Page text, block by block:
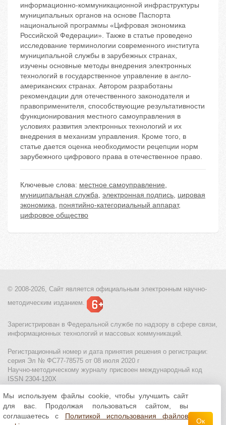
информационно-коммуникационной инфраструктуры
муниципальных органов на основе Паспорта
национальной программы «Цифровая экономика
Российской Федерации». Также в статье проведено
исследование терминологии современного института
муниципальной службы в зарубежных странах,
изучены основные методы внедрения электронных
технологий в государственное управление в англо-
американских странах. Автором разработаны
рекомендации для отечественного законодателя и
правоприменителя, способствующие результативности
функционирования местного самоуправления в
условиях развития электронных технологий и их
внедрения в механизм управления. Кроме того, в
статье дается оценка необходимости рецепции норм
зарубежного цифрового права в отечественное право.
Ключевые слова: местное самоуправление,
муниципальная служба, электронная подпись, цировая
экономика, понятийно-категориальный аппарат,
цифровое общество
© 2008-2026, Сайт является официальным электронным научно-
методическим изданием.
Зарегистрирован в Федеральной службе по надзору в сфере связи,
информационных технологий и массовых коммуникаций.
Регистрационный номер и дата принятия решения о регистрации:
серия Эл № ФС77-78575 от 08 июля 2020 г
Научно-методическому журналу присвоен международный код
ISSN 2304-120X
МЦИТО|Школьные олимпиады и онлайн конкурсы для детей
Политика использования файлов cookie| Политика обработки и
защиты персональных данных
Мы используем файлы cookie, чтобы улучшить сайт
для вас. Продолжая пользоваться сайтом, вы
соглашаетесь с Политикой использования файлов
Ок